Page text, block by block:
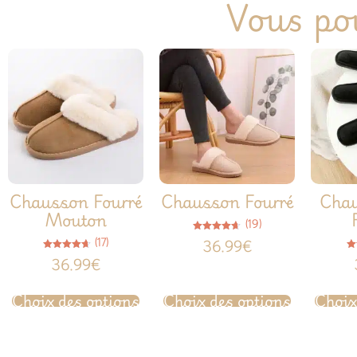
Vous
Chausson Fourré
Mouton
4.65
sur 5
(17)
36.99€
Choix des options
Chausson Fourré
4.63
sur 5
(19)
36.99€
Choix des options